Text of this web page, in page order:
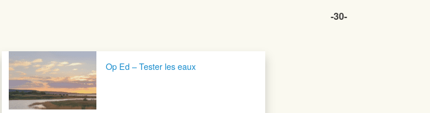
-30-
Navigation postale
Op Ed – Tester les eaux